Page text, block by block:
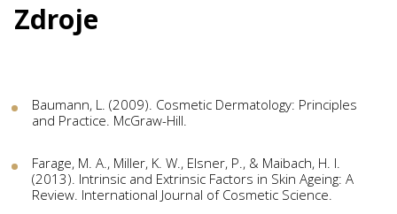
Zdroje
Baumann, L. (2009). Cosmetic Dermatology: Principles
and Practice. McGraw-Hill.
Farage, M. A., Miller, K. W., Elsner, P., & Maibach, H. I.
(2013). Intrinsic and Extrinsic Factors in Skin Ageing: A
Review. International Journal of Cosmetic Science.